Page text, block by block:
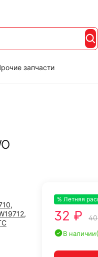
запчасти
,
,
% Летняя
32 ₽
В наличии